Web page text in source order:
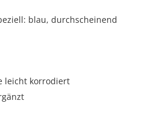
blau, durchscheinend
leicht korrodiert